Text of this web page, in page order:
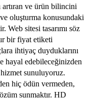
artıran ve ürün bilincini
oluşturma konusundaki
Web sitesi tasarımı söz
bir fiyat etiketi
ihtiyaç duyduklarını
hayal edebileceğinizden
sunuluyoruz.
hiç ödün vermeden,
sunmaktır. HD